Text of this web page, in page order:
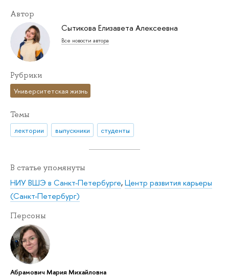
Автор
Сытикова Елизавета Алексеевна
Все новости автора
Рубрики
Университетская жизнь
Темы
лектории выпускники студенты
В статье упомянуты
НИУ ВШЭ в Санкт-Петербурге,Центр развития карьеры
(Санкт-Петербург)
Персоны
Абрамович Мария Михайловна